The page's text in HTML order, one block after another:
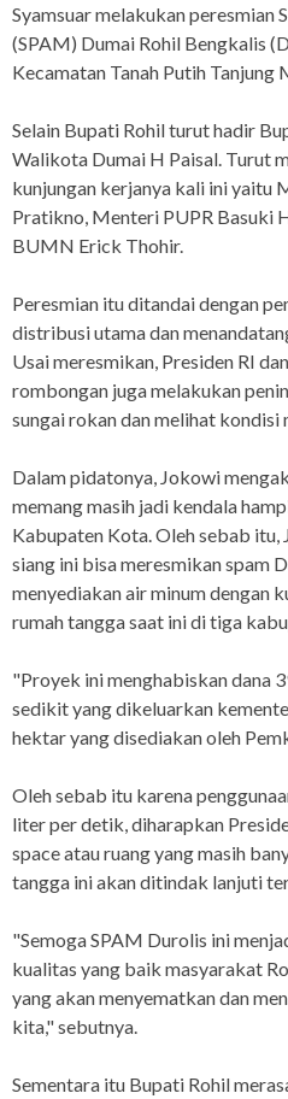
Syamsuar melakukan peresmian
(SPAM) Dumai Rohil Bengkalis
Kecamatan Tanah Putih Tanjung
Selain Bupati Rohil turut hadir
Walikota Dumai H Paisal. Turut
kunjungan kerjanya kali ini yaitu
Pratikno, Menteri PUPR Basuki
BUMN Erick Thohir.
Peresmian itu ditandai dengan
distribusi utama dan
Usai meresmikan, Presiden RI
rombongan juga melakukan
sungai rokan dan melihat kondisi
Dalam pidatonya, Jokowi
memang masih jadi kendala
Kabupaten Kota. Oleh sebab
siang ini bisa meresmikan spam
menyediakan air minum dengan
rumah tangga saat ini di tiga
"Proyek ini menghabiskan dana
sedikit yang dikeluarkan
hektar yang disediakan oleh
Oleh sebab itu karena
liter per detik, diharapkan
space atau ruang yang masih
tangga ini akan ditindak lanjuti
"Semoga SPAM Durolis ini
kualitas yang baik masyarakat
yang akan menyematkan dan
kita," sebutnya.
Sementara itu Bupati Rohil